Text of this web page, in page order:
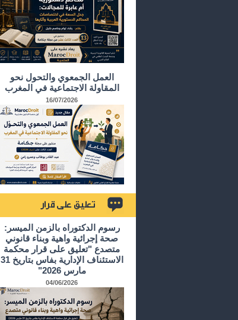
العمل الجمعوي والتحول نحو
المقاولة الاجتماعية في المغرب
16/07/2026
رسوم الدكتوراه بالزمن الميسر:
صحة إجرائية واهية وبناء قانوني
متصدع "تعليق على قرار محكمة
الاستئناف الإدارية بفاس بتاريخ 31
مارس 2026"
04/06/2026